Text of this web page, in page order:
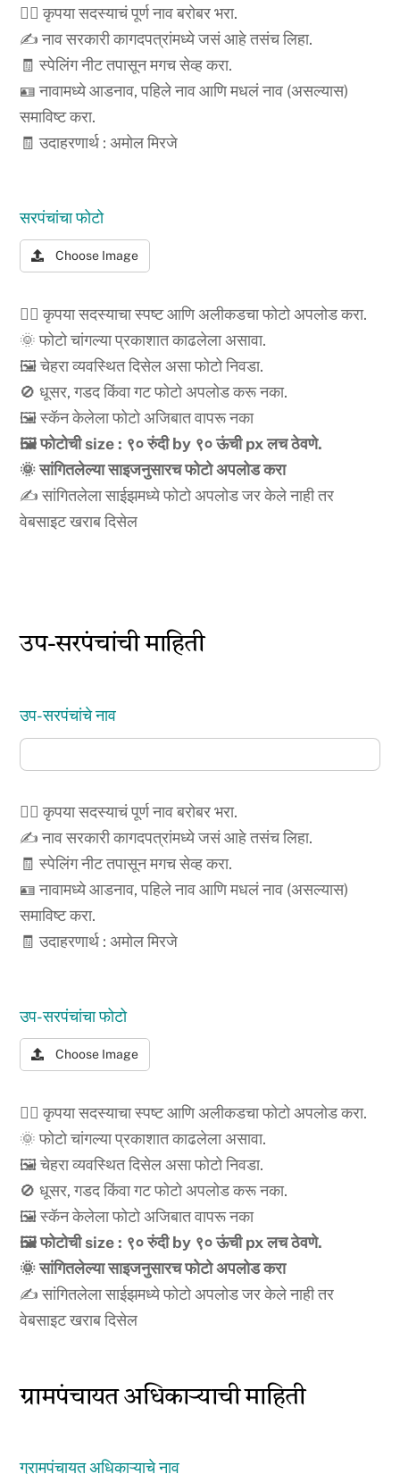
🙍‍♂️ कृपया सदस्याचं पूर्ण नाव बरोबर भरा.
✍️ नाव सरकारी कागदपत्रांमध्ये जसं आहे तसंच लिहा.
🧾 स्पेलिंग नीट तपासून मगच सेव्ह करा.
🪪 नावामध्ये आडनाव, पहिले नाव आणि मधलं नाव (असल्यास)
समाविष्ट करा.
🧾 उदाहरणार्थ : अमोल मिरजे
सरपंचांचा फोटो
Choose Image
🧍‍♂️ कृपया सदस्याचा स्पष्ट आणि अलीकडचा फोटो अपलोड करा.
🌞 फोटो चांगल्या प्रकाशात काढलेला असावा.
🖼️ चेहरा व्यवस्थित दिसेल असा फोटो निवडा.
🚫 धूसर, गडद किंवा गट फोटो अपलोड करू नका.
🖼️ स्कॅन केलेला फोटो अजिबात वापरू नका
🖼️ फोटोची size : ९० रुंदी by ९० ऊंची px लच ठेवणे.
🌞 सांगितलेल्या साइजनुसारच फोटो अपलोड करा
✍️ सांगितलेला साईझमध्ये फोटो अपलोड जर केले नाही तर
वेबसाइट खराब दिसेल
उप-सरपंचांची माहिती
उप-सरपंचांचे नाव
🙍‍♂️ कृपया सदस्याचं पूर्ण नाव बरोबर भरा.
✍️ नाव सरकारी कागदपत्रांमध्ये जसं आहे तसंच लिहा.
🧾 स्पेलिंग नीट तपासून मगच सेव्ह करा.
🪪 नावामध्ये आडनाव, पहिले नाव आणि मधलं नाव (असल्यास)
समाविष्ट करा.
🧾 उदाहरणार्थ : अमोल मिरजे
उप-सरपंचांचा फोटो
Choose Image
🧍‍♂️ कृपया सदस्याचा स्पष्ट आणि अलीकडचा फोटो अपलोड करा.
🌞 फोटो चांगल्या प्रकाशात काढलेला असावा.
🖼️ चेहरा व्यवस्थित दिसेल असा फोटो निवडा.
🚫 धूसर, गडद किंवा गट फोटो अपलोड करू नका.
🖼️ स्कॅन केलेला फोटो अजिबात वापरू नका
🖼️ फोटोची size : ९० रुंदी by ९० ऊंची px लच ठेवणे.
🌞 सांगितलेल्या साइजनुसारच फोटो अपलोड करा
✍️ सांगितलेला साईझमध्ये फोटो अपलोड जर केले नाही तर
वेबसाइट खराब दिसेल
ग्रामपंचायत अधिकाऱ्याची माहिती
ग्रामपंचायत अधिकाऱ्याचे नाव